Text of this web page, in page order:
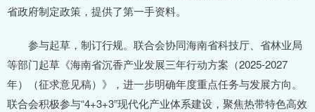
省政府制定政策，提供了第一手资料。
参与起草，制订行规。联合会协同海南省科技厅、省林业局
等部门起草《海南省沉香产业发展三年行动方案（2025-2027
年）（征求意见稿）》，进一步明确年度重点任务与发展方向。
联合会积极参与“4+3+3”现代化产业体系建设，聚焦热带特色高效